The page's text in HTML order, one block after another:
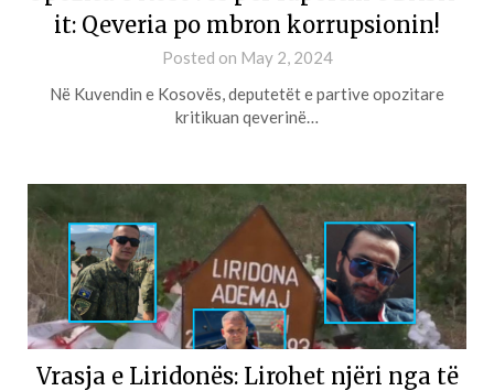
it: Qeveria po mbron korrupsionin!
Posted on May 2, 2024
Në Kuvendin e Kosovës, deputetët e partive opozitare
kritikuan qeverinë…
Vrasja e Liridonës: Lirohet njëri nga të